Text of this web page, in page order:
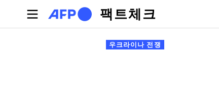
주요 콘텐츠로 건너뛰기
팩트체크
기본탭 우크라이나 전쟁